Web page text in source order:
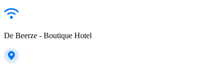
De Beerze - Boutique Hotel